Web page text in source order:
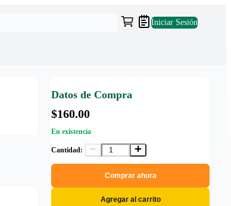
Iniciar Sesión
Datos de Compra
$160.00
En existencia
Cantidad:
Comprar ahora
Agregar al carrito